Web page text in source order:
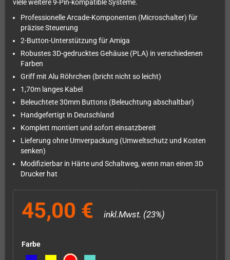
viele weitere 9-Pin-kompatible Systeme.
Professionelle Arcade-Komponenten (Microschalter) für
präzise Steuerung
2-Button-Unterstützung für Amiga
Robustes 3D-gedrucktes Gehäuse (PLA) in verschiedenen
Farben
Griff mit Alu Röhrchen (bricht nicht so leicht)
1,70m langes Kabel
Beleuchtete 30mm Buttons (Beleuchtung abschaltbar)
Handgefertigt in Deutschland
Komplett montiert und sofort einsatzbereit
Lieferung ohne Umverpackung (Umweltschutz und Kosten
senken)
Modifizierbar in Härte und Schaltweg, wenn man einen 3D
Drucker hat
45,00 € inkl.Mwst. (23%)
Farbe